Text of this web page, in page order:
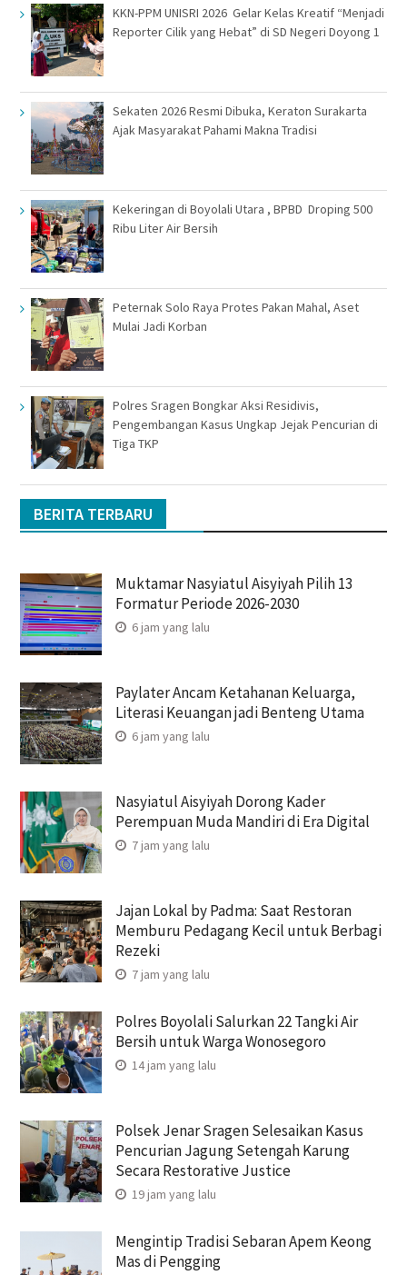
KKN-PPM UNISRI 2026 Gelar Kelas Kreatif “Menjadi
Reporter Cilik yang Hebat” di SD Negeri Doyong 1
Sekaten 2026 Resmi Dibuka, Keraton Surakarta
Ajak Masyarakat Pahami Makna Tradisi
Kekeringan di Boyolali Utara , BPBD Droping 500
Ribu Liter Air Bersih
Peternak Solo Raya Protes Pakan Mahal, Aset
Mulai Jadi Korban
Polres Sragen Bongkar Aksi Residivis,
Pengembangan Kasus Ungkap Jejak Pencurian di
Tiga TKP
BERITA TERBARU
Muktamar Nasyiatul Aisyiyah Pilih 13
Formatur Periode 2026-2030
6 jam yang lalu
Paylater Ancam Ketahanan Keluarga,
Literasi Keuangan jadi Benteng Utama
6 jam yang lalu
Nasyiatul Aisyiyah Dorong Kader
Perempuan Muda Mandiri di Era Digital
7 jam yang lalu
Jajan Lokal by Padma: Saat Restoran
Memburu Pedagang Kecil untuk Berbagi
Rezeki
7 jam yang lalu
Polres Boyolali Salurkan 22 Tangki Air
Bersih untuk Warga Wonosegoro
14 jam yang lalu
Polsek Jenar Sragen Selesaikan Kasus
Pencurian Jagung Setengah Karung
Secara Restorative Justice
19 jam yang lalu
Mengintip Tradisi Sebaran Apem Keong
Mas di Pengging